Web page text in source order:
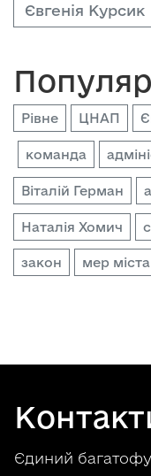
Євгенія Курсик
Рівне ЦНАП
команда
Віталій Герман
Наталія Хомич
закон мер міста
Єдиний